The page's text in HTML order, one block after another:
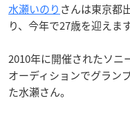
水瀬いのり さんは東京都
り、今年で27歳を迎えます
2010年に開催されたソニ
オーディションでグラン
た水瀬さん。